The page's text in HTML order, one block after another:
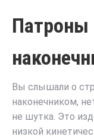
Патроны
Вы слышали о
наконечником,
не шутка. Это
низкой